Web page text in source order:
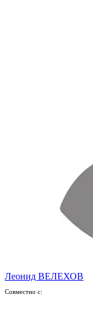
Леонид ВЕЛЕХОВ
Совместно с: